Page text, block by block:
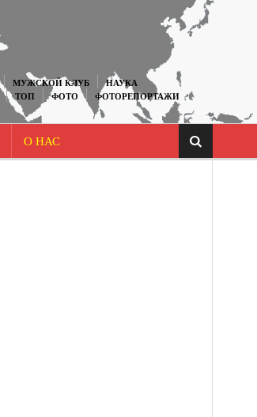
МУЖСКОЙ КЛУБ
НАУКА
ТОП ФОТО
ФОТОРЕПОРТАЖИ
О НАС